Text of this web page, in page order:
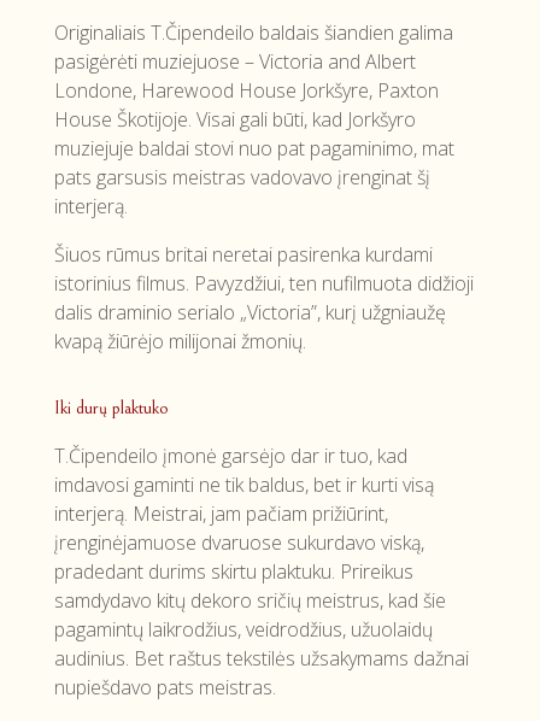
Originaliais T.Čipendeilo baldais šiandien galima
pasigėrėti muziejuose – Victoria and Albert
Londone, Harewood House Jorkšyre, Paxton
House Škotijoje. Visai gali būti, kad Jorkšyro
muziejuje baldai stovi nuo pat pagaminimo, mat
pats garsusis meistras vadovavo įrenginat šį
interjerą.
Šiuos rūmus britai neretai pasirenka kurdami
istorinius filmus. Pavyzdžiui, ten nufilmuota didžioji
dalis draminio serialo „Victoria”, kurį užgniaužę
kvapą žiūrėjo milijonai žmonių.
Iki durų plaktuko
T.Čipendeilo įmonė garsėjo dar ir tuo, kad
imdavosi gaminti ne tik baldus, bet ir kurti visą
interjerą. Meistrai, jam pačiam prižiūrint,
įrenginėjamuose dvaruose sukurdavo viską,
pradedant durims skirtu plaktuku. Prireikus
samdydavo kitų dekoro sričių meistrus, kad šie
pagamintų laikrodžius, veidrodžius, užuolaidų
audinius. Bet raštus tekstilės užsakymams dažnai
nupiešdavo pats meistras.